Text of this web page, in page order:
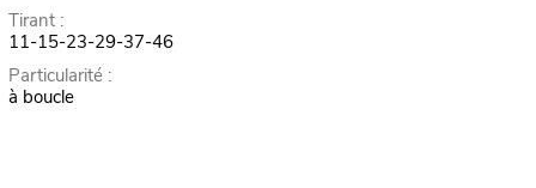
Tirant :
11-15-23-29-37-46
Particularité :
à boucle